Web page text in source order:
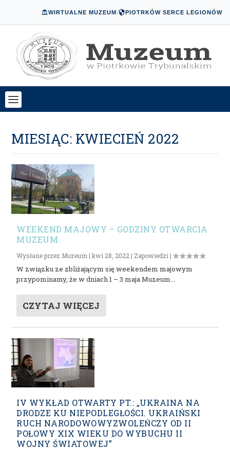
WIRTUALNE MUZEUM| PIOTRKÓW SERCE LEGIONÓW
MIESIĄC: KWIECIEŃ 2022
WEEKEND MAJOWY – GODZINY OTWARCIA
MUZEUM
Wysłane przez Muzeum |kwi 28, 2022 | Zapowiedzi |
W związku ze zbliżającym się weekendem majowym
przypominamy, że w dniach 1 – 3 maja Muzeum...
CZYTAJ WIĘCEJ
IV WYKŁAD OTWARTY PT.: „UKRAINA NA
DRODZE KU NIEPODLEGŁOŚCI. UKRAIŃSKI
RUCH NARODOWOWYZWOLEŃCZY OD II
POŁOWY XIX WIEKU DO WYBUCHU II
WOJNY ŚWIATOWEJ”